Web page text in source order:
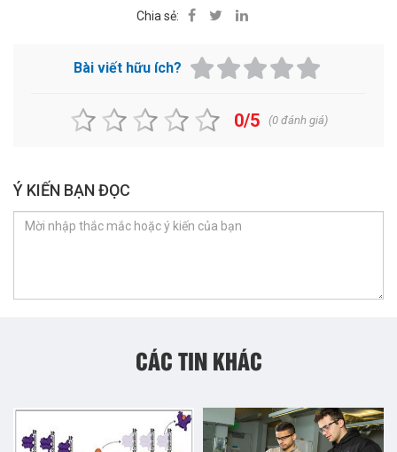
Chia sẻ:
Bài viết hữu ích?
0/5 (0đánh giá)
Ý KIẾN BẠN ĐỌC
CÁC TIN KHÁC